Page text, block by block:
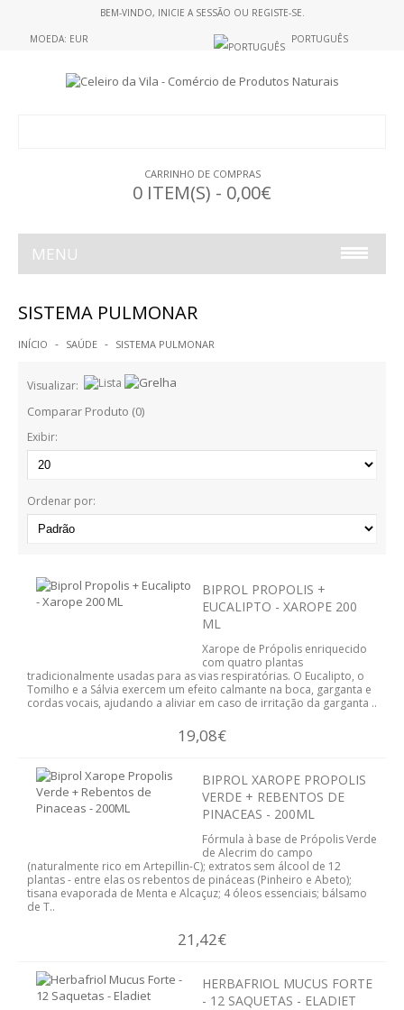
BEM-VINDO, INICIE A SESSÃO OU REGISTE-SE.
MOEDA: EUR PORTUGUÊS
CARRINHO DE COMPRAS
0 ITEM(S) - 0,00€
MENU
ALIMENTOS S/GLUTEN
GELATINAS
BARRAS
BOLACHAS E BISCOITOS
MASSAS
SNACKS
TOSTAS
CHOCOLATES
AROMOTERAPIA
ÓLEOS
SAÚDE
PROBIOTICOS
SISTEMA PULMONAR
INÍCIO SAÚDE SISTEMA PULMONAR
Visualizar:
Comparar Produto (0)
Exibir:
Ordenar por:
BIPROL PROPOLIS +
EUCALIPTO - XAROPE 200
ML
Xarope de Própolis enriquecido
com quatro plantas
tradicionalmente usadas para as vias respiratórias. O Eucalipto, o
Tomilho e a Sálvia exercem um efeito calmante na boca, garganta e
cordas vocais, ajudando a aliviar em caso de irritação da garganta ..
19,08€
BIPROL XAROPE PROPOLIS
VERDE + REBENTOS DE
PINACEAS - 200ML
Fórmula à base de Própolis Verde
de Alecrim do campo
(naturalmente rico em Artepillin-C); extratos sem álcool de 12
plantas - entre elas os rebentos de pináceas (Pinheiro e Abeto);
tisana evaporada de Menta e Alcaçuz; 4 óleos essenciais; bálsamo
de T..
21,42€
HERBAFRIOL MUCUS FORTE
- 12 SAQUETAS - ELADIET